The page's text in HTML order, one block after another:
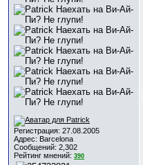
Регистрация: 27.08.2005
Адрес: Barcelona
Сообщений: 2,302
Рейтинг мнений: 390